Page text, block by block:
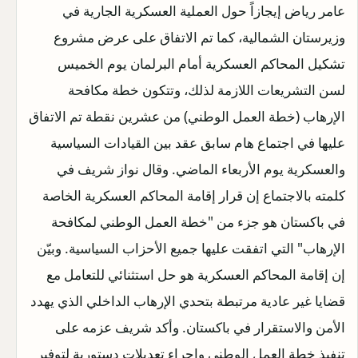
عامر رياض إيجازاً حول العملية العسكرية الجارية في
وزيرستان الشمالية، كما تم الاتفاق على عرض مشروع
تشكيل المحاكم العسكرية أمام البرلمان يوم الخميس
لسن التشريعات اللازمة لذلك، وتتكون خطة مكافحة
الإرهاب (خطة العمل الوطني) من عشرين نقطة تم الاتفاق
عليها في اجتماع هام سابق عقد بين القيادات السياسية
والعسكرية يوم الأربعاء الماضي. وقال نواز شريف في
كلمته بالاجتماع إن قرار إقامة المحاكم العسكرية الخاصة
في باكستان هو جزء من "خطة العمل الوطني لمكافحة
الإرهاب" التي اتفقت عليها جميع الأحزاب السياسية. وبيّن
إن إقامة المحاكم العسكرية هو حل استثنائي للتعامل مع
قضايا غير عادية مرتبطة بتحدي الإرهاب الداخلي الذي يهدد
الأمن والاستقرار في باكستان. وأكد شريف عزمه على
تنفيذ خطة العمل الوطني وإجراء تعديلات دستورية لتوفير